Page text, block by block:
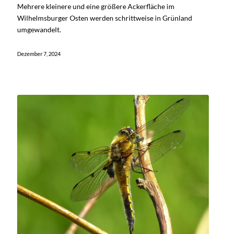
Mehrere kleinere und eine größere Ackerfläche im
Wilhelmsburger Osten werden schrittweise in Grünland
umgewandelt.
Dezember 7, 2024